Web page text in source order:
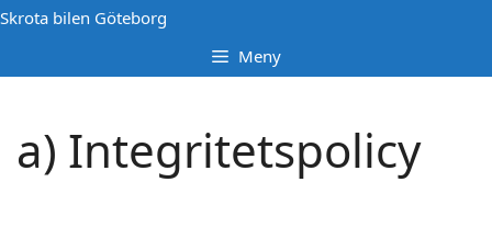
Hoppa
innehåll
Skrota bilen Göteborg
Meny
a) Integritetspolicy